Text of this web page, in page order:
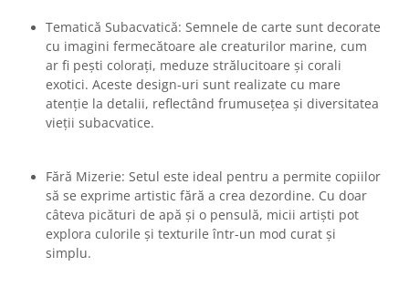
Tematică Subacvatică: Semnele de carte sunt decorate
cu imagini fermecătoare ale creaturilor marine, cum
ar fi pești colorați, meduze strălucitoare și corali
exotici. Aceste design-uri sunt realizate cu mare
atenție la detalii, reflectând frumusețea și diversitatea
vieții subacvatice.
Fără Mizerie: Setul este ideal pentru a permite copiilor
să se exprime artistic fără a crea dezordine. Cu doar
câteva picături de apă și o pensulă, micii artiști pot
explora culorile și texturile într-un mod curat și
simplu.